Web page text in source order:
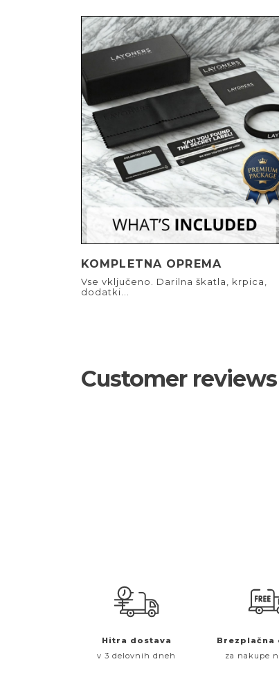
KOMPLETNA OPREMA
Vse vključeno. Darilna škatla, krpica,
dodatki...
Customer reviews
Hitra dostava
v 3 delovnih dneh
Brezplačna
za nakupe